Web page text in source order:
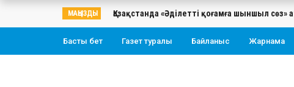
МАҢЫЗДЫ Қазақстанда «Әділетті қоғамға шыншыл
Басты бет Газет туралы Байланыс Жарнама